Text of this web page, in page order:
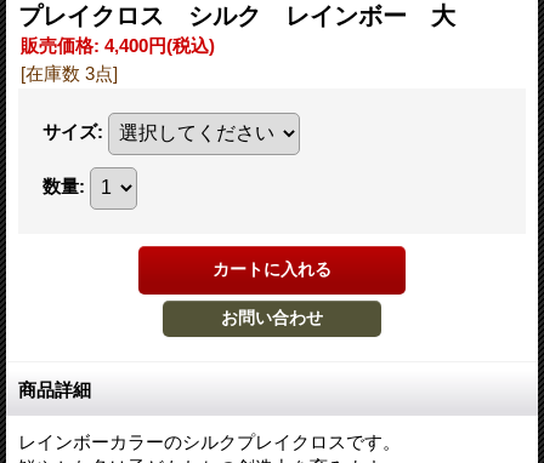
プレイクロス シルク レインボー 大
販売価格: 4,400円(税込)
[在庫数 3点]
サイズ:
数量:
商品詳細
レインボーカラーのシルクプレイクロスです。